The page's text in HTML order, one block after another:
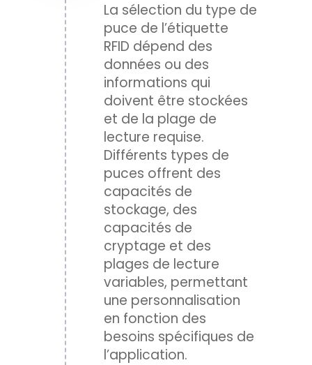
La sélection du type de
puce de l’étiquette
RFID dépend des
données ou des
informations qui
doivent être stockées
et de la plage de
lecture requise.
Différents types de
puces offrent des
capacités de
stockage, des
capacités de
cryptage et des
plages de lecture
variables, permettant
une personnalisation
en fonction des
besoins spécifiques de
l’application.